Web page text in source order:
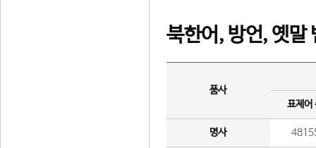
북한어, 방언, 옛말
품사
표제어
명사